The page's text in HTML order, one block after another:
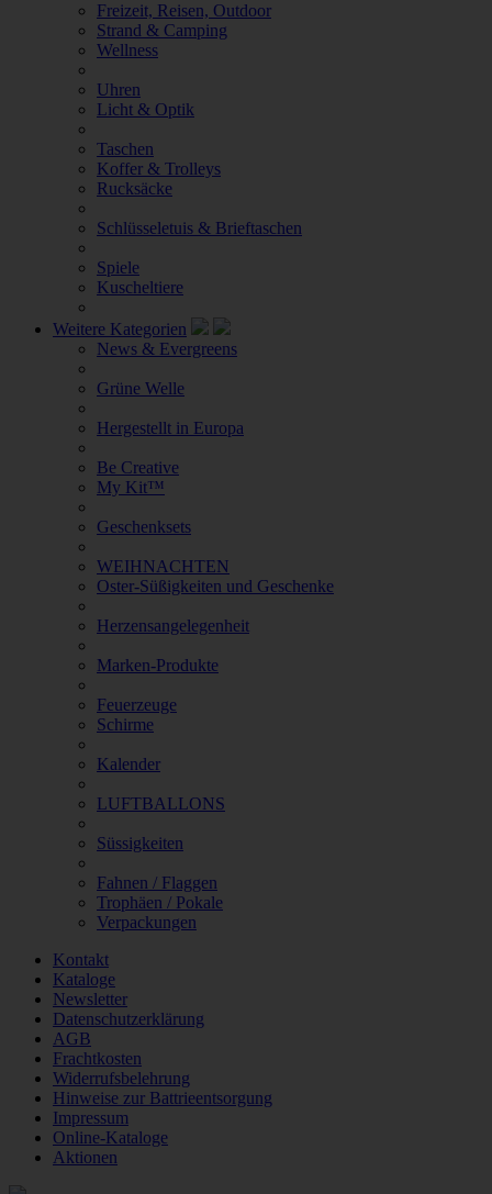
Freizeit, Reisen, Outdoor
Strand & Camping
Wellness
Uhren
Licht & Optik
Taschen
Koffer & Trolleys
Rucksäcke
Schlüsseletuis & Brieftaschen
Spiele
Kuscheltiere
Weitere Kategorien
News & Evergreens
Grüne Welle
Hergestellt in Europa
Be Creative
My Kit™
Geschenksets
WEIHNACHTEN
Oster-Süßigkeiten und Geschenke
Herzensangelegenheit
Marken-Produkte
Feuerzeuge
Schirme
Kalender
LUFTBALLONS
Süssigkeiten
Fahnen / Flaggen
Trophäen / Pokale
Verpackungen
Kontakt
Kataloge
Newsletter
Datenschutzerklärung
AGB
Frachtkosten
Widerrufsbelehrung
Hinweise zur Battrieentsorgung
Impressum
Online-Kataloge
Aktionen